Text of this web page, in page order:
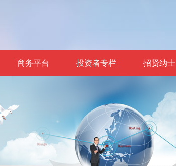
商务平台 投资者专栏 招贤纳士